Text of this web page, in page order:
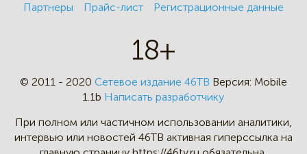
Партнеры Прайс-лист Регистрационные данные
18+
© 2011 - 2020 Сетевое издание 46ТВ Версия: Mobile
1.1b Написать разработчику
При полном или частичном использовании аналитики,
интервью или новостей 46TB активная гиперссылка на